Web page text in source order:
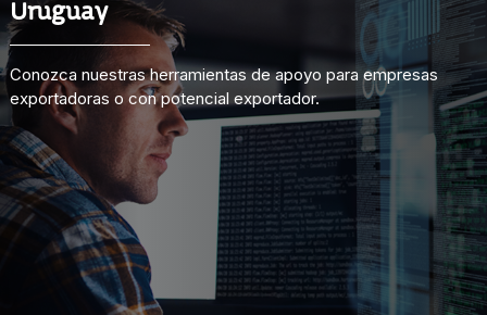
Uruguay
Conozca nuestras herramientas de apoyo para empresas
exportadoras o con potencial exportador.